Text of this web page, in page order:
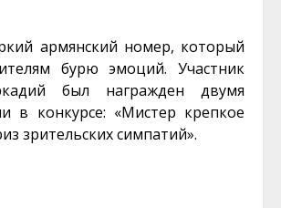
армянский номер, который
бурю эмоций. Участник
был награжден двумя
в конкурсе: «Мистер крепкое
зрительских симпатий».